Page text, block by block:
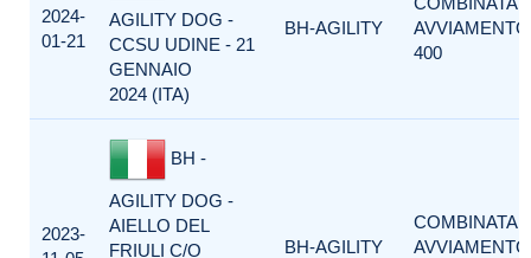
2024-
01-21
AGILITY DOG -
CCSU UDINE - 21
GENNAIO
2024 (ITA)
BH-AGILITY
AVVIAMENTO
400
2023-
BH -
AGILITY DOG -
AIELLO DEL
FRIULI C/O
BH-AGILITY
COMBINATA
AVVIAMENTO